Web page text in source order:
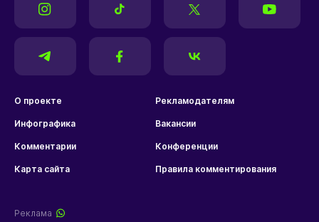
О проекте Рекламодателям
Инфографика Вакансии
Комментарии Конференции
Карта сайта Правила комментирования
Реклама